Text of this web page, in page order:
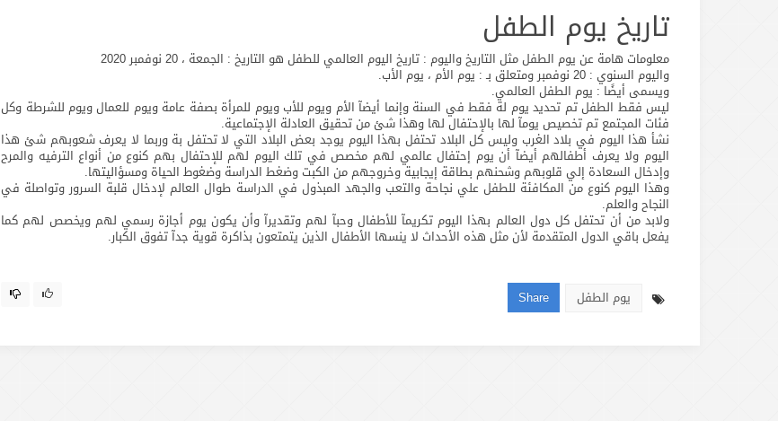
تاريخ يوم الطفل
معلومات هامة عن يوم الطفل مثل التاريخ واليوم : تاريخ اليوم العالمي للطفل هو التاريخ : الجمعة ، 20 نوفمبر 2020
واليوم السنوي : 20 نوفمبر ومتعلق بـ : يوم الأم ، يوم الأب.
ويسمى أيضًا : يوم الطفل العالمي.
ليس فقط الطفل تم تحديد يوم لة فقط في السنة وإنما أيضآ الأم ويوم للأب ويوم للمرأة بصفة عامة ويوم للعمال ويوم للشرطة وكل
فئات المجتمع تم تخصيص يومآ لها بالإحتفال لها وهذا شئ من تحقيق العادلة الإجتماعية.
نشأ هذا اليوم في بلاد الغرب وليس كل البلاد تحتفل بهذا اليوم يوجد بعض البلاد التي لا تحتفل بة وربما لا يعرف شعوبهم شئ هذا
اليوم ولا يعرف أطفالهم أيضآ أن يوم إحتفال عالمي لهم مخصص في تلك اليوم لهم للإحتفال بهم كنوع من أنواع الترفيه والمرح
وإدخال السعادة إلي قلوبهم وشحنهم بطاقة إيجابية وخروجهم من الكبت وضغط الدراسة وضغوط الحياة ومسؤاليتها.
وهذا اليوم كنوع من المكافئة للطفل علي نجاحة والتعب والجهد المبذول في الدراسة طوال العالم لإدخال قلبة السرور وتواصلة في
النجاح والعلم.
ولابد من أن تحتفل كل دول العالم بهذا اليوم تكريمآ للأطفال وحبآ لهم وتقديرآ وأن يكون يوم أجازة رسمي لهم ويخصص لهم كما
يفعل باقي الدول المتقدمة لأن مثل هذه الأحداث لا ينسها الأطفال الذين يتمتعون بذاكرة قوية جدآ تفوق الكبار.
يوم الطفل Share